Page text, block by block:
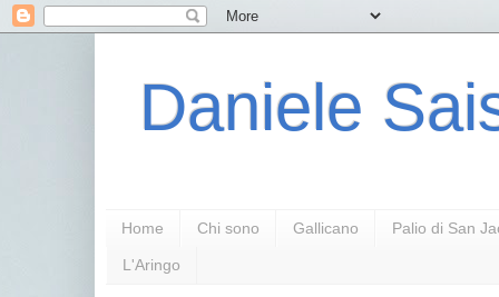
Daniele
Home Chi sono Gallicano Palio di San
L'Aringo